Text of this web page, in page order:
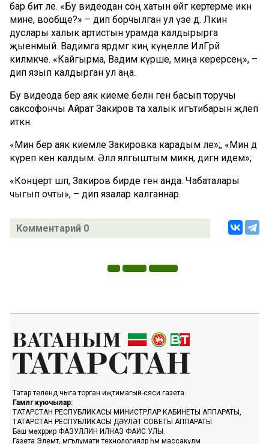
бар бит әле. «Бу видеодан соң хатын өйгә кертерме икән
мине, вообще?» – дип борчылган ул үзе дә. Ләкин
дуслары халык артистын урамда калдырырга
җыенмый. Вадимга ярдәмгә киң күңелле ИлГәрәй
килмәкче. «Кайгырма, Вадим күрше, миңа керерсең», –
дип язып калдырган ул аңа.
Бу видеода бер аяк киеме белән генә басып торучы
саксофончы Айрат Закиров та халык игътибарын җәлеп
иткән.
«Мин бер аяк киемле Закировка карадым әле»;, «Мин дә
күреп кенә калдым. Әллә ялгыштым микән, дигән идем»;
«Концерт шәп, Закиров бирде генә анда. Чабаталары
чыгып очты», – дип язалар калганнар.
Комментарий 0
Татар телендә чыга торган иҗтимагый-сәяси газета.
Гамәлгә куючылар:
ТАТАРСТАН РЕСПУБЛИКАСЫ МИНИСТРЛАР КАБИНЕТЫ АППАРАТЫ,
ТАТАРСТАН РЕСПУБЛИКАСЫ ДӘҮЛӘТ СОВЕТЫ АППАРАТЫ.
Баш мөхәррир ФАЗУЛЛИН ИЛНАЗ ФАИС УЛЫ.
Газета Элемтә, мәгълүмати технологияләр һәм массакүләм